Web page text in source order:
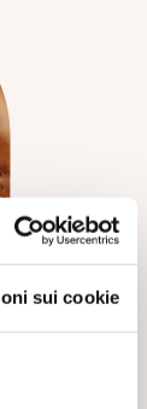
sui cookie